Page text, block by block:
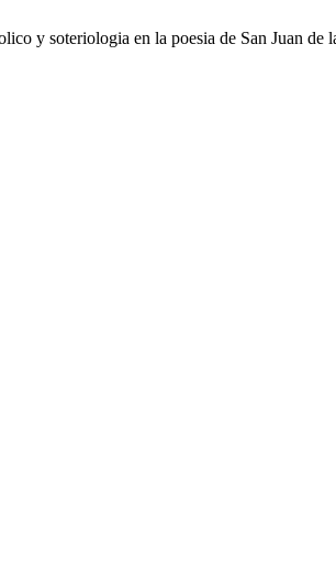
y soteriologia en la poesia de San Juan de